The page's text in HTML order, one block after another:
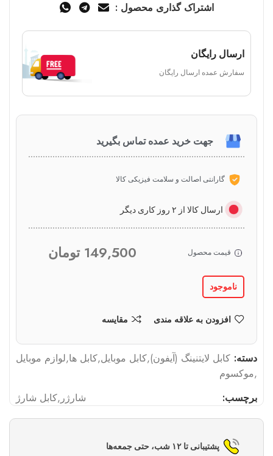
اشتراک گذاری محصول :
ارسال رایگان
سفارش عمده ارسال رایگان
جهت خرید عمده تماس بگیرید
گارانتی اصالت و سلامت فیزیکی کالا
ارسال کالا از ۲ روز کاری دیگر
قیمت محصول 149,500 تومان
ناموجود
افزودن به علاقه مندی مقایسه
دسته: کابل لایتنینگ (آیفون),کابل موبایل,کابل ها,لوازم موبایل
,موکسوم
برچسب:
شارژر ,کابل شارژ
پشتیبانی تا ۱۲ شب، حتی جمعه‌ها